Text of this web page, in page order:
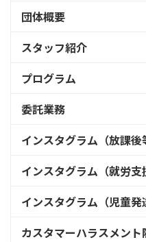
団体概要
スタッフ紹介
プログラム
委託業務
インスタグラム（放課後
インスタグラム（就労支
インスタグラム（児童発
カスタマーハラスメン